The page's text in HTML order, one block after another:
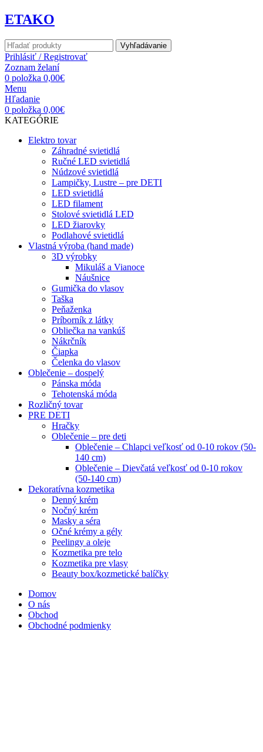
ETAKO
Vyhľadávanie
Prihlásiť / Registrovať
Zoznam želaní
0 položka 0,00€
Menu
Hľadanie
0 položka 0,00€
KATEGÓRIE
Elektro tovar
Záhradné svietidlá
Ručné LED svietidlá
Núdzové svietidlá
Lampičky, Lustre – pre DETI
LED svietidlá
LED filament
Stolové svietidlá LED
LED žiarovky
Podlahové svietidlá
Vlastná výroba (hand made)
3D výrobky
Mikuláš a Vianoce
Náušnice
Gumička do vlasov
Taška
Peňaženka
Príborník z látky
Obliečka na vankúš
Nákrčník
Čiapka
Čelenka do vlasov
Oblečenie – dospelý
Pánska móda
Tehotenská móda
Rozličný tovar
PRE DETI
Hračky
Oblečenie – pre deti
Oblečenie – Chlapci veľkosť od 0-10 rokov (50-
140 cm)
Oblečenie – Dievčatá veľkosť od 0-10 rokov
(50-140 cm)
Dekoratívna kozmetika
Denný krém
Nočný krém
Masky a séra
Očné krémy a gély
Peelingy a oleje
Kozmetika pre telo
Kozmetika pre vlasy
Beauty box/kozmetické balíčky
Domov
O nás
Obchod
Obchodné podmienky